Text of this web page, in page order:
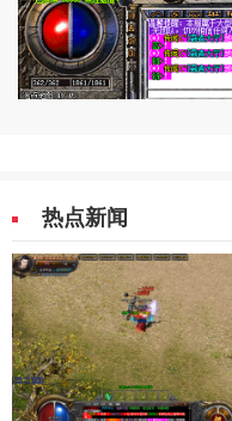
热点新闻